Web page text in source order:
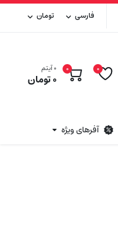
فارسی تومان
0
0 0 آیتم
0تومان
آفرهای ویژه